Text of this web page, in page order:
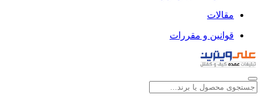
مقالات
قوانین و مقررات